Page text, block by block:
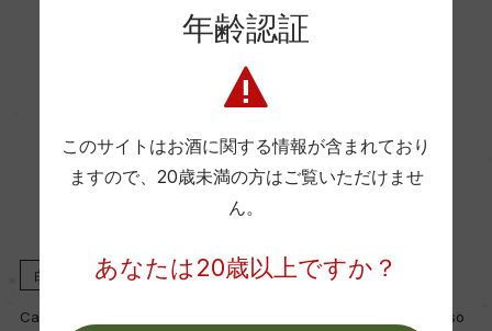
Wine Spectator 得点
白 2024
Cave des Onze Communes so
赤 2023
Cave des Onze Communes so
年齢認証
このサイトはお酒に関する情報が含まれており
ますので、 20歳未満の方はご覧いただけませ
ん。
あなたは20歳以上ですか？